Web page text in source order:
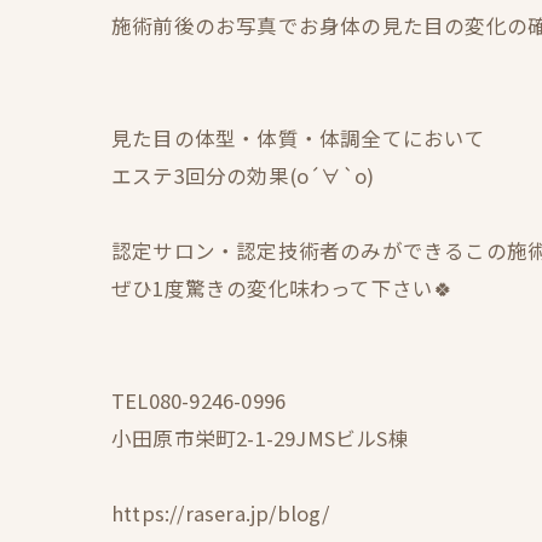
施術前後のお写真でお身体の見た目の変化の
見た目の体型・体質・体調全てにおいて
エステ3回分の効果(о´∀`о)
認定サロン・認定技術者のみができるこの施術
ぜひ1度驚きの変化味わって下さい🍀
TEL080-9246-0996
小田原市栄町2-1-29JMSビルS棟
https://rasera.jp/blog/